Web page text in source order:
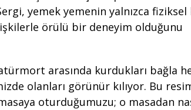
yemek yemenin yalnızca
örülü bir deneyim olduğunu
arasında kurdukları bağla
olanları görünür kılıyor. Bu
oturduğumuzu; o masadan